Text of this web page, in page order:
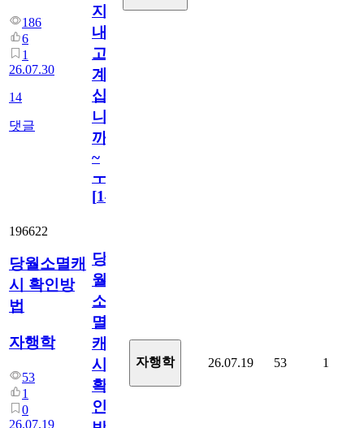
186
6
1
26.07.30
14
댓글
지
내
고
계
십
니
까
~
ㅜ
[14
196622
당월소멸캐
시 확인방
법
자행학
53
1
0
26.07.19
당
월
소
멸
캐
시
확
인
자행학 26.07.19 53 1